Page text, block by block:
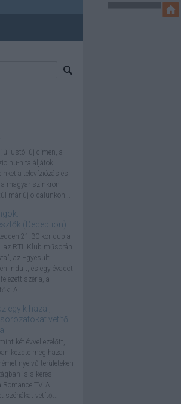
új címen, a
n találjátok.
a televíziózás és
magyar szinkron
már új oldalunkon...
(Deception)
21.30-kor dupla
az RTL Klub műsorán
az Egyesült
indult, és egy évadot
széria, a
A...
egyik hazai,
vetítő
két évvel ezelőtt,
kezdte meg hazai
nyelvű területeken
is sikeres
Romance TV. A
szériákat vetítő...